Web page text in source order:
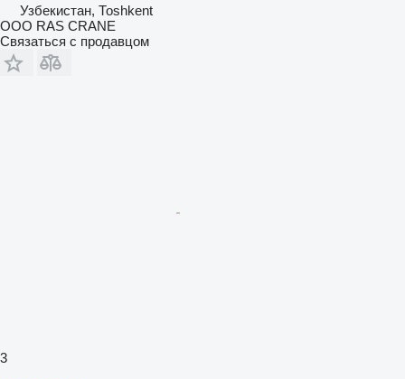
Узбекистан, Тоshkent
ООО RAS CRANE
Связаться с продавцом
3